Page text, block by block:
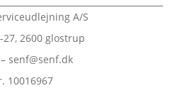
A/S
2600 glostrup
senf@senf.dk
10016967